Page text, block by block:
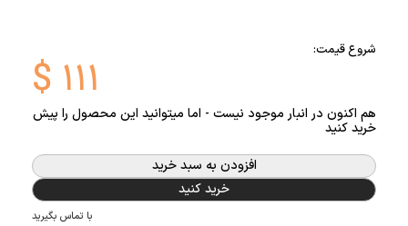
شروع قیمت:
$ ۱۱۱
هم اکنون در انبار موجود نیست - اما میتوانید این محصول را پیش
خرید کنید
افزودن به سبد خرید
خرید کنید
با تماس بگیرید